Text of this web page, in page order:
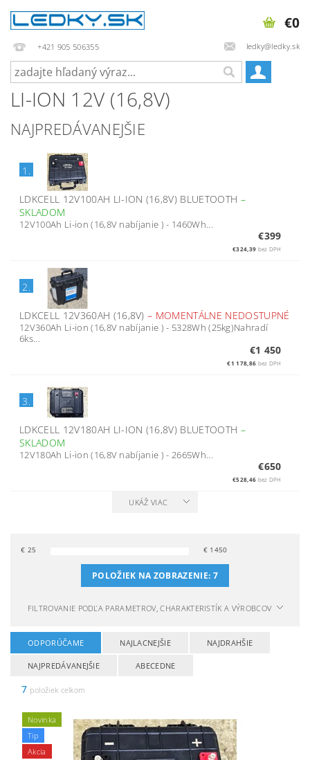
+421 905 506355 ledky@ledky.sk
€0
LI-ION 12V (16,8V)
NAJPREDÁVANEJŠIE
1.
LDKCELL 12V100AH LI-ION (16,8V) BLUETOOTH –
SKLADOM
12V100Ah Li-ion (16,8V nabíjanie ) - 1460Wh...
€399
€324,39 bez DPH
2.
LDKCELL 12V360AH (16,8V)– MOMENTÁLNE NEDOSTUPNÉ
12V360Ah Li-ion (16,8V nabíjanie ) - 5328Wh (25kg)Nahradí
6ks...
€1 450
€1 178,86 bez DPH
3.
LDKCELL 12V180AH LI-ION (16,8V) BLUETOOTH –
SKLADOM
12V180Ah Li-ion (16,8V nabíjanie ) - 2665Wh...
€650
€528,46 bez DPH
UKÁŽ VIAC
€ 25 € 1450
POLOŽIEK NA ZOBRAZENIE: 7
FILTROVANIE PODĽA PARAMETROV, CHARAKTERISTÍK A VÝROBCOV
ODPORÚČAME NAJLACNEJŠIE NAJDRAHŠIE
NAJPREDÁVANEJŠIE ABECEDNE
7 položiek celkom
Novinka
Tip
Akcia